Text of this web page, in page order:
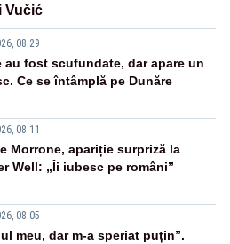
Vučić
08:29
au fost scufundate, dar apare un
Ce se întâmplă pe Dunăre
08:11
Morrone, apariție surpriză la
Well: „Îi iubesc pe români”
08:05
meu, dar m-a speriat puțin”.